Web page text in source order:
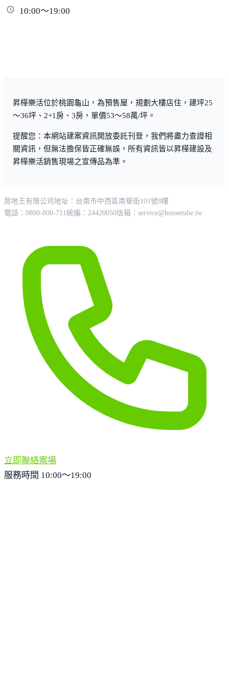
10:00～19:00
昇樺樂活位於桃園龜山，為預售屋，規劃大樓店住，建坪25
～36坪、2+1房、3房，單價53～58萬/坪。
提醒您：本網站建案資訊開放委託刊登，我們將盡力查證相
關資訊，但無法擔保皆正確無誤，所有資訊皆以昇樺建設及
昇樺樂活銷售現場之宣傳品為準。
房地王有限公司 地址：台南市中西區南華街101號8樓
電話：0800-800-711統編：24420050信箱： service@housetube.tw
立即聯絡案場
服務時間 10:00～19:00